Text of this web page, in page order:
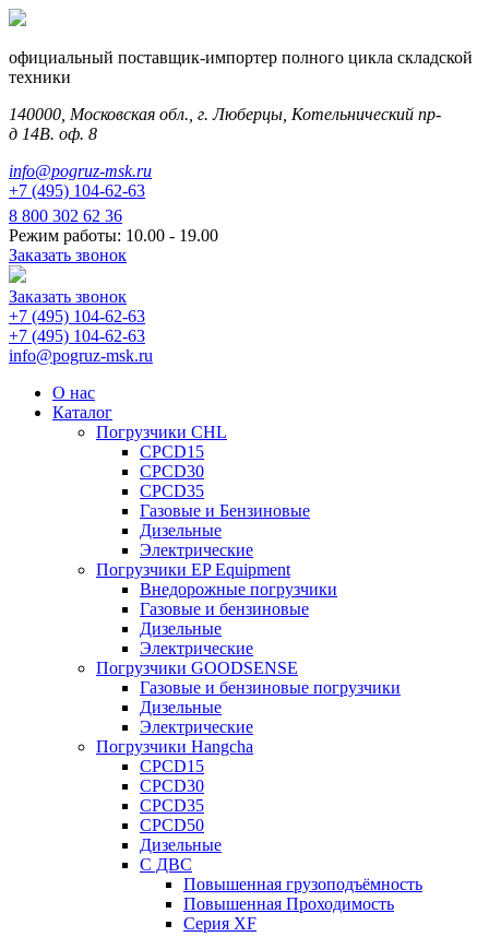
официальный поставщик-импортер полного цикла складской
техники
140000, Московская обл., г. Люберцы, Котельнический пр-
д 14В. оф. 8
info@pogruz-msk.ru
+7 (495) 104-62-63
8 800 302 62 36
Режим работы: 10.00 - 19.00
Заказать звонок
Заказать звонок
+7 (495) 104-62-63
+7 (495) 104-62-63
info@pogruz-msk.ru
О нас
Каталог
Погрузчики CHL
CPCD15
CPCD30
CPCD35
Газовые и Бензиновые
Дизельные
Электрические
Погрузчики EP Equipment
Внедорожные погрузчики
Газовые и бензиновые
Дизельные
Электрические
Погрузчики GOODSENSE
Газовые и бензиновые погрузчики
Дизельные
Электрические
Погрузчики Hangcha
CPCD15
CPCD30
CPCD35
CPCD50
Дизельные
С ДВС
Повышенная грузоподъёмность
Повышенная Проходимость
Серия XF